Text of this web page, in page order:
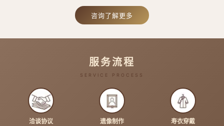
咨询了解更多
服务流程
SERVICE PROCESS
洽谈协议 遗像制作 寿衣穿戴